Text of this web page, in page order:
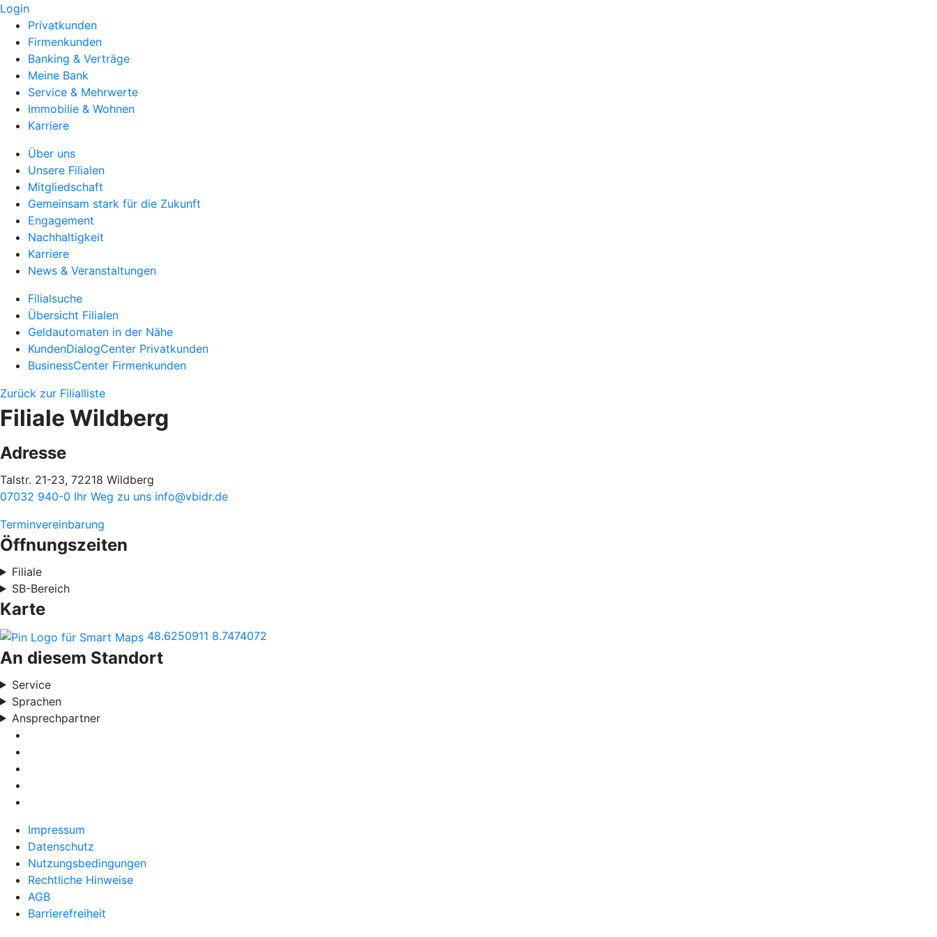
Login
Privatkunden
Firmenkunden
Banking & Verträge
Meine Bank
Service & Mehrwerte
Immobilie & Wohnen
Karriere
Über uns
Unsere Filialen
Mitgliedschaft
Gemeinsam stark für die Zukunft
Engagement
Nachhaltigkeit
Karriere
News & Veranstaltungen
Filialsuche
Übersicht Filialen
Geldautomaten in der Nähe
KundenDialogCenter Privatkunden
BusinessCenter Firmenkunden
Zurück zur Filialliste
Filiale Wildberg
Adresse
Talstr. 21-23, 72218 Wildberg
07032 940-0 Ihr Weg zu uns info@vbidr.de
Terminvereinbarung
Öffnungszeiten
Filiale
SB-Bereich
Karte
48.6250911 8.7474072
An diesem Standort
Service
Sprachen
Ansprechpartner
Impressum
Datenschutz
Nutzungsbedingungen
Rechtliche Hinweise
AGB
Barrierefreiheit